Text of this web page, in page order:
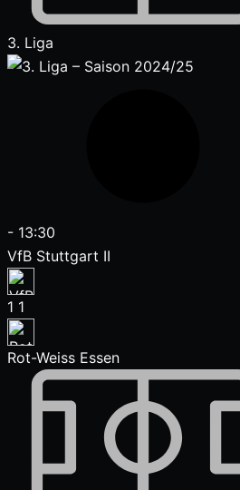
3. Liga
- 13:30
VfB Stuttgart II
1 1
Rot-Weiss Essen